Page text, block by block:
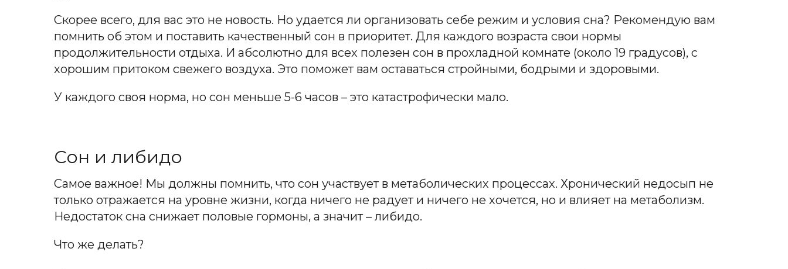
Скорее всего, для вас это не новость. Но удается ли организовать себе режим и условия сна? Рекомендую вам
помнить об этом и поставить качественный сон в приоритет. Для каждого возраста свои нормы
продолжительности отдыха. И абсолютно для всех полезен сон в прохладной комнате (около 19 градусов), с
хорошим притоком свежего воздуха. Это поможет вам оставаться стройными, бодрыми и здоровыми.
У каждого своя норма, но сон меньше 5-6 часов – это катастрофически мало.
Сон и либидо
Самое важное! Мы должны помнить, что сон участвует в метаболических процессах. Хронический недосып не
только отражается на уровне жизни, когда ничего не радует и ничего не хочется, но и влияет на метаболизм.
Недостаток сна снижает половые гормоны, а значит– либидо.
Что же делать?